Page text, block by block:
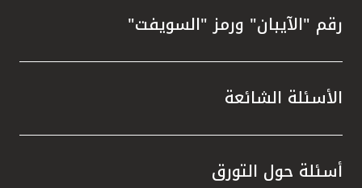
رقم "الآيبان" ورمز "السويفت"
الأسئلة الشائعة
أسئلة حول التورق